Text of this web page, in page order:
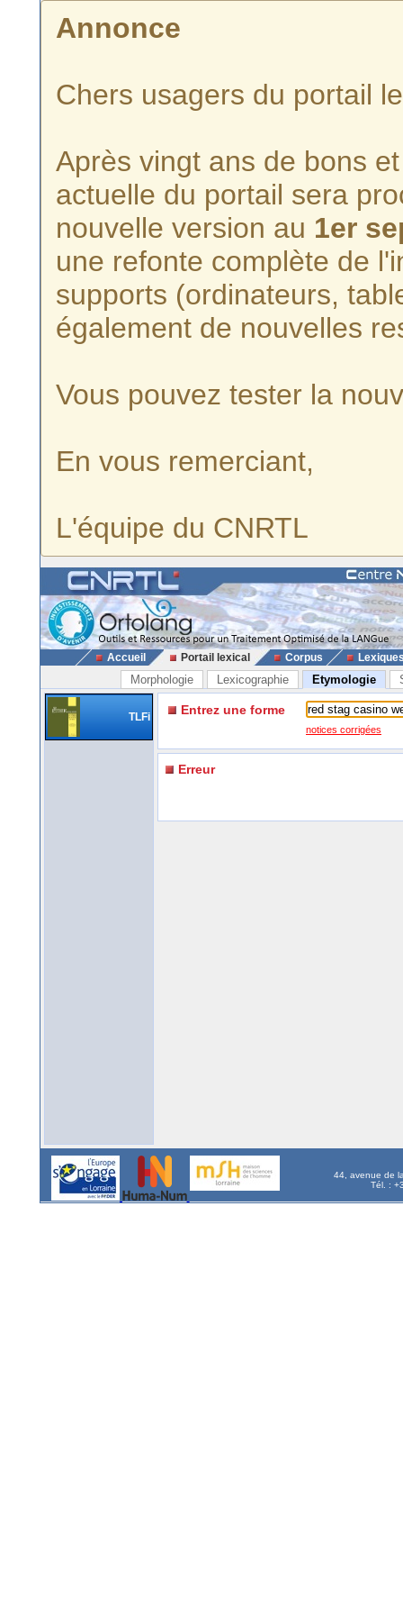
Annonce
Chers usagers du portail
Après vingt ans de bons
actuelle du portail sera
nouvelle version au 1er
une refonte complète de
supports (ordinateurs,
également de nouvelles
Vous pouvez tester la
En vous remerciant,
L'équipe du CNRTL
Accueil Portail lexical Corpus
Morphologie Lexicographie Etymologie
TLFi Entrez une forme
notices corrigées
Erreur
44, avenue de
Tél. :